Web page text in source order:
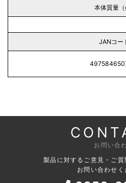
本体質量（
JANコー
お問い合
製品に対するご意見・ご
お問い合わせく